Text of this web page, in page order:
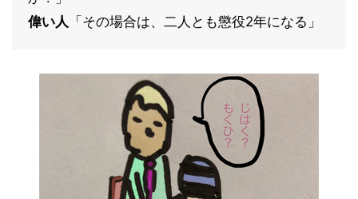
偉い人 「その場合は、二人とも懲役2年になる」